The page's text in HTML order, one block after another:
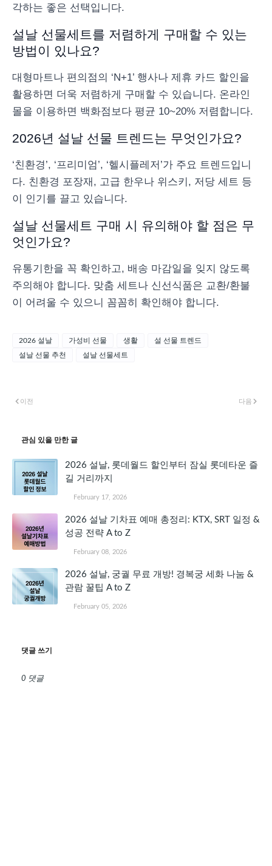
각하는 좋은 선택입니다.
설날 선물세트를 저렴하게 구매할 수 있는
방법이 있나요?
대형마트나 편의점의 ‘N+1’ 행사나 제휴 카드 할인을
활용하면 더욱 저렴하게 구매할 수 있습니다. 온라인
몰을 이용하면 백화점보다 평균 10~20% 저렴합니다.
2026년 설날 선물 트렌드는 무엇인가요?
‘친환경’, ‘프리미엄’, ‘헬시플레저’가 주요 트렌드입니
다. 친환경 포장재, 고급 한우나 위스키, 저당 세트 등
이 인기를 끌고 있습니다.
설날 선물세트 구매 시 유의해야 할 점은 무
엇인가요?
유통기한을 꼭 확인하고, 배송 마감일을 잊지 않도록
주의해야 합니다. 맞춤 세트나 신선식품은 교환/환불
이 어려울 수 있으니 꼼꼼히 확인해야 합니다.
2026 설날 가성비 선물 생활
설 선물 트렌드
설날 선물 추천
설날 선물세트
다음
이전
관심 있을 만한 글
2026 설날, 롯데월드 할인부터 잠실 롯데타운 즐
길 거리까지
February 17, 2026
2026 설날 기차표 예매 총정리: KTX, SRT 일정 &
성공 전략 A to Z
February 08, 2026
2026 설날, 궁궐 무료 개방! 경복궁 세화 나눔 &
관람 꿀팁 A to Z
February 05, 2026
댓글 쓰기
0 댓글